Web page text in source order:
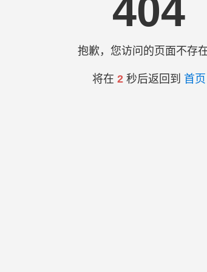
404
抱歉，您访问的页面不存在
将在 2秒后返回到 首页